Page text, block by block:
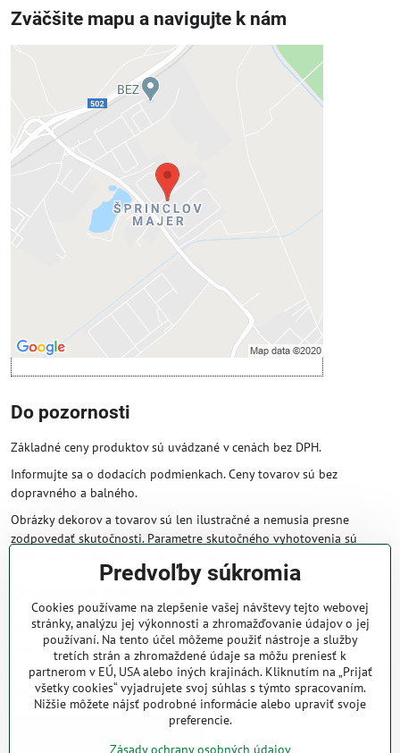
Zväčšite mapu a navigujte k nám
Externý obsah je blokovaný
Prajete si načítať externý obsah?
Povoliť tentokrát
Povoliť a zapamätať - súhlas s druhom
cookie: Funkčné
Otvoriť obsah v novom okne
Do pozornosti
Základné ceny produktov sú uvádzané v cenách bez DPH.
Informujte sa o dodacích podmienkach. Ceny tovarov sú bez
dopravného a balného.
Obrázky dekorov a tovarov sú len ilustračné a nemusia presne
zodpovedať skutočnosti. Parametre skutočného vyhotovenia sú
Naše obchodné podmienky zaručujú bezproblémové spracovanie
Vašej zakázky online.
V prípade, že máte s nami už dojednané obchodné podmienky, ceny a
zľavy z minulosti, platia tie, ktoré sú pre Vás výhodnejšie.
Predvoľby súkromia
Cookies používame na zlepšenie vašej návštevy tejto webovej
stránky, analýzu jej výkonnosti a zhromažďovanie údajov o jej
používaní. Na tento účel môžeme použiť nástroje a služby
tretích strán a zhromaždené údaje sa môžu preniesť k
partnerom v EÚ, USA alebo iných krajinách. Kliknutím na „Prijať
všetky cookies“ vyjadrujete svoj súhlas s týmto spracovaním.
Nižšie môžete nájsť podrobné informácie alebo upraviť svoje
preferencie.
Zásady ochrany osobných údajov